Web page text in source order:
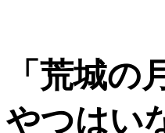
「荒城
やつはい